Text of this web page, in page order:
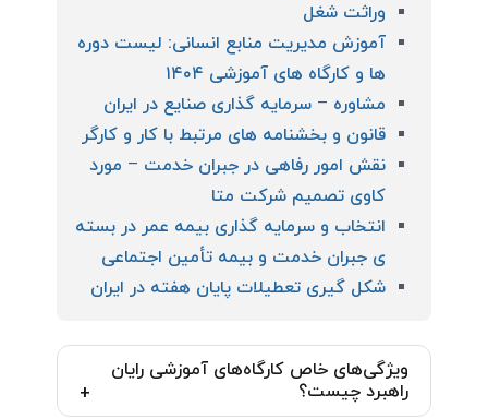
وراثت شغل
آموزش مدیریت منابع انسانی: لیست دوره
ها و کارگاه های آموزشی ۱۴۰۴
مشاوره – سرمایه گذاری صنایع در ایران
قانون و بخشنامه های مرتبط با کار و کارگر
نقش امور رفاهی در جبران خدمت – مورد
کاوی تصمیم شرکت متا
انتخاب و سرمایه گذاری بیمه عمر در بسته
ی جبران خدمت و بیمه تأمین اجتماعی
شکل گیری تعطیلات پایان هفته در ایران
ویژگی‌های خاص کارگاه‌های آموزشی رایان
راهبرد چیست؟